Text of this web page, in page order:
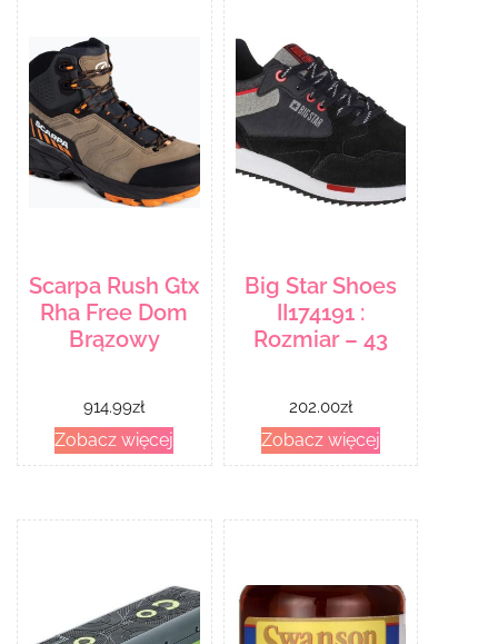
Scarpa Rush Gtx
Rha Free Dom
Brązowy
914.99zł
Zobacz więcej
Big Star Shoes
II174191 :
Rozmiar – 43
202.00zł
Zobacz więcej